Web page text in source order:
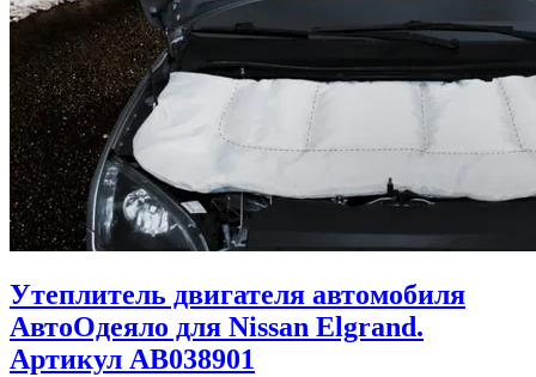
Утеплитель двигателя автомобиля
АвтоОдеяло для Nissan Elgrand.
Артикул AB038901